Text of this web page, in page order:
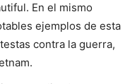
En el mismo
ejemplos de esta
contra la guerra,